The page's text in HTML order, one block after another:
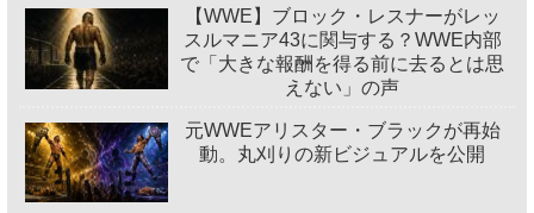
【WWE】ブロック・レスナーがレッ
スルマニア43に関与する？WWE内部
で「大きな報酬を得る前に去るとは思
えない」の声
元WWEアリスター・ブラックが再始
動。丸刈りの新ビジュアルを公開